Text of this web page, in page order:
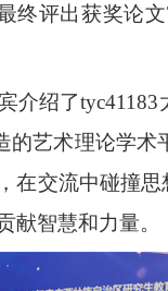
终评出获奖论
绍了
艺术理论学
交流中碰撞
智慧和力量。